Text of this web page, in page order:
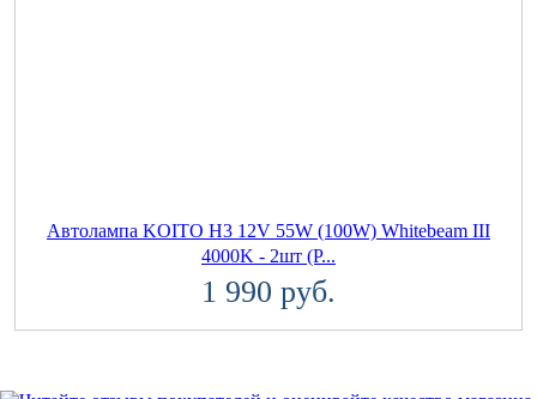
Автолампа KOITO H3 12V 55W (100W) Whitebeam III
4000K - 2шт (P...
1 990 руб.